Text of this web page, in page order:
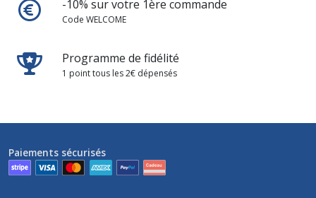
-10% sur votre 1ère commande
Code WELCOME
Programme de fidélité
1 point tous les 2€ dépensés
Paiements sécurisés